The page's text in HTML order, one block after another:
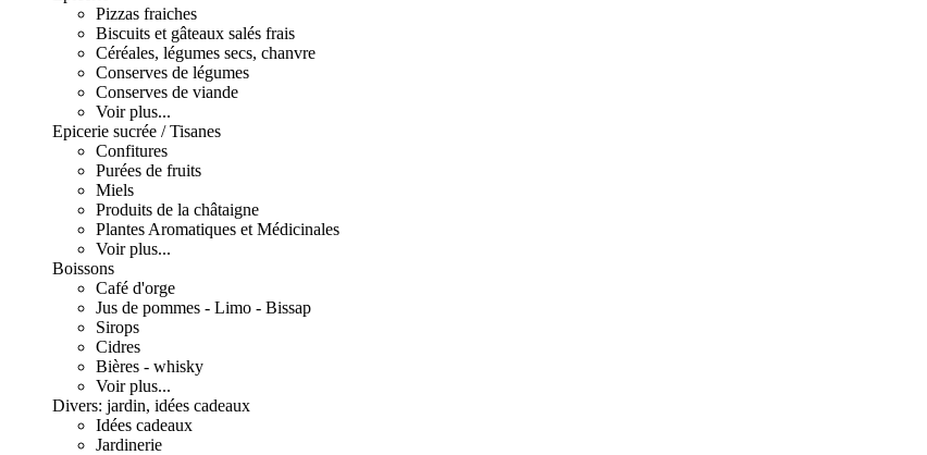
Pizzas fraiches
Biscuits et gâteaux salés frais
Céréales, légumes secs, chanvre
Conserves de légumes
Conserves de viande
Voir plus...
Epicerie sucrée / Tisanes
Confitures
Purées de fruits
Miels
Produits de la châtaigne
Plantes Aromatiques et Médicinales
Voir plus...
Boissons
Café d'orge
Jus de pommes - Limo - Bissap
Sirops
Cidres
Bières - whisky
Voir plus...
Divers: jardin, idées cadeaux
Idées cadeaux
Jardinerie